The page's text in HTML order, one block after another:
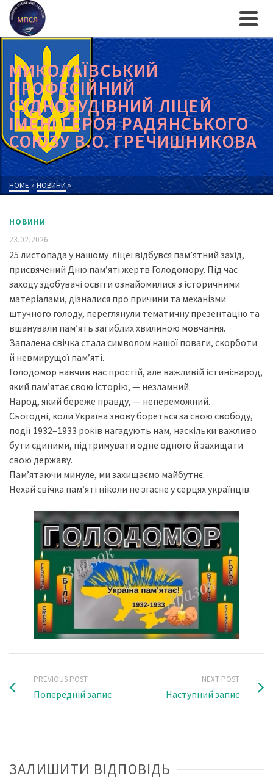
МИКОЛАЇВСЬКИЙ
ПРОФЕСІЙНИЙ
СУДНОБУДІВНИЙ ЛІЦЕЙ
ІМЕНІ ГЕРОЯ РАДЯНСЬКОГО
СОЮЗУ В.О. ГРЕЧИШНИКОВА
HOME » НОВИНИ»
НОВИНИ
23.02.2026
25 листопада у нашому ліцеї відбувся пам’ятний захід,
присвячений Дню пам’яті жертв Голодомору. Під час
заходу здобувачі освіти ознайомилися з історичними
матеріалами, дізналися про причини та механізми
штучного голоду, переглянули тематичну презентацію та
вшанували пам’ять загиблих хвилиною мовчання.
Запалена свічка стала символом нашої поваги, скорботи
й невмирущої пам’яті.
Голодомор навчив нас простій, але важливій істині:народ,
який пам’ятає свою історію, — незламний.
Народ, який береже правду, — непереможний.
Сьогодні, коли Україна знову бореться за свою свободу,
події 1932–1933 років нагадують нам, наскільки важливо
бути єдиними, підтримувати одне одного й захищати
свою державу.
Пам’ятаючи минуле, ми захищаємо майбутнє.
Нехай свічка пам’яті ніколи не згасне у серцях українців.
PREVIOUS POST
Попередній запис
NEXT POST
Наступний запис
ЗАЛИШИТИ ВІДПОВІДЬ